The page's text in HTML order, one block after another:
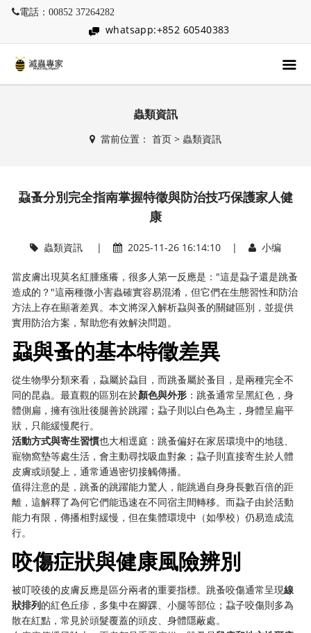
電話：00852 37264282
whatsapp:+852 60540383
蟲類資訊
當前位置： 首页> 蟲類資訊
蝨蚤分別完全指南掌握特徵與防治技巧保護家人健
康
蟲類資訊| 2025-11-26 16:14:10 | 小编
當皮膚出現莫名紅腫瘙癢，很多人第一反應是："這是蝨子還是跳蚤
造成的？"這兩種微小害蟲確實容易混淆，但它們在生態習性和防治
方法上存在顯著差異。本文將深入解析蝨與蚤的關鍵區別，並提供
實用防治方案，幫助您有效解決問題。
蝨與蚤的基本特徵差異
從生物學分類來看，蝨屬於蝨目，而跳蚤屬於蚤目，是兩種完全不
同的昆蟲。最直觀的區別在於顏色與外形 ：跳蚤通常呈黑紅色，身
體側扁，擁有強壯後腿善於跳躍；蝨子則以白色為主，身體呈扁平
狀，只能緩慢爬行。
活動方式與寄生習慣也大相逕庭：跳蚤偏好在家居環境中的地毯、
寵物窩墊等處生活，會主動尋找吸血對象；蝨子則直接寄生於人體
皮膚或頭髮上，通常通過密切接觸傳播。
值得注意的是，跳蚤的跳躍能力驚人，能跳過自身身長數百倍的距
離，這解釋了為何它們能迅速在不同宿主間轉移。而蝨子由於活動
能力有限，傳播相對緩慢，但在集體環境中（如學校）仍易造成流
行。
咬傷症狀與健康風險辨別
被叮咬後的皮膚反應是區分兩者的重要指標。跳蚤咬傷通常呈現線
狀排列的紅色丘疹，多集中在腳踝、小腿等部位；蝨子咬傷則多為
散在紅點，常見於頭髮覆蓋的頭皮、身體隱蔽處。